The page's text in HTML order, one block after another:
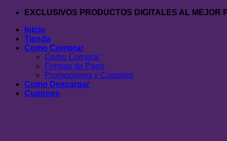
Saltar
contenido
EXCLUSIVOS PRODUCTOS DIGITALES AL MEJOR
Inicio
Tienda
Como Comprar
Como Comprar
Formas de Pago
Promociones y Cupones
Como Descargar
Cupones